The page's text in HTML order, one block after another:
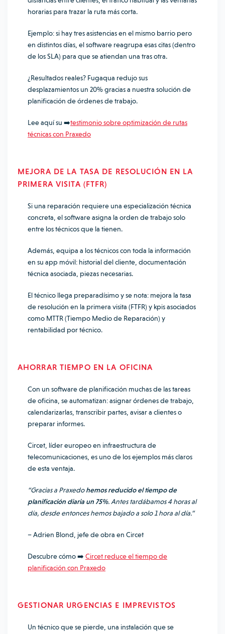
horarias para trazar la ruta más corta.
Ejemplo: si hay tres asistencias en el mismo barrio pero
en distintos días, el software reagrupa esas citas (dentro
de los SLA) para que se atiendan una tras otra.
¿Resultados reales? Fugaqua redujo sus
desplazamientos un 20% gracias a nuestra solución de
planificación de órdenes de trabajo.
Lee aquí su ➡️testimonio sobre optimización de rutas
técnicas con Praxedo
MEJORA DE LA TASA DE RESOLUCIÓN EN LA
PRIMERA VISITA (FTFR)
Si una reparación requiere una especialización técnica
concreta, el software asigna la orden de trabajo solo
entre los técnicos que la tienen.
Además, equipa a los técnicos con toda la información
en su app móvil: historial del cliente, documentación
técnica asociada, piezas necesarias.
El técnico llega preparadísimo y se nota: mejora la tasa
de resolución en la primera visita (FTFR) y kpis asociados
como MTTR (Tiempo Medio de Reparación) y
rentabilidad por técnico.
AHORRAR TIEMPO EN LA OFICINA
Con un software de planificación muchas de las tareas
de oficina, se automatizan: asignar órdenes de trabajo,
calendarizarlas, transcribir partes, avisar a clientes o
preparar informes.
Circet, líder europeo en infraestructura de
telecomunicaciones, es uno de los ejemplos más claros
de esta ventaja.
“Gracias a Praxedohemos reducido el tiempo de
planificación diaria un 75%. Antes tardábamos 4 horas al
día, desde entonces hemos bajado a solo 1 hora al día.”
– Adrien Blond, jefe de obra en Circet
Descubre cómo ➡️ Circet reduce el tiempo de
planificación con Praxedo
GESTIONAR URGENCIAS E IMPREVISTOS
Un técnico que se pierde, una instalación que se